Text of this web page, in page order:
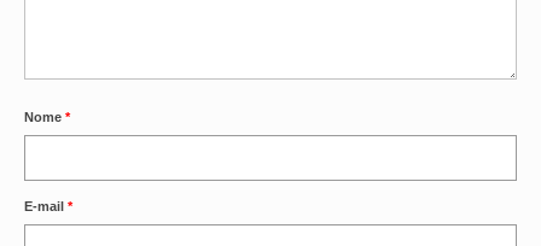
Nome *
E-mail *